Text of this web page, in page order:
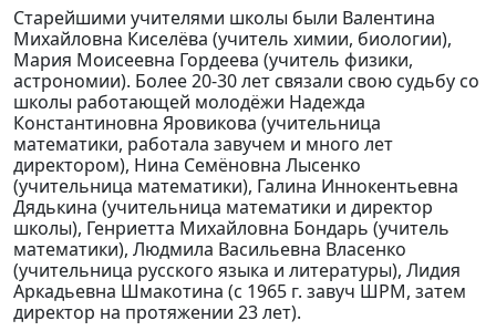
Старейшими учителями школы были Валентина
Михайловна Киселёва (учитель химии, биологии),
Мария Моисеевна Гордеева (учитель физики,
астрономии). Более 20-30 лет связали свою судьбу со
школы работающей молодёжи Надежда
Константиновна Яровикова (учительница
математики, работала завучем и много лет
директором), Нина Семёновна Лысенко
(учительница математики), Галина Иннокентьевна
Дядькина (учительница математики и директор
школы), Генриетта Михайловна Бондарь (учитель
математики), Людмила Васильевна Власенко
(учительница русского языка и литературы), Лидия
Аркадьевна Шмакотина (с 1965 г. завуч ШРМ, затем
директор на протяжении 23 лет).